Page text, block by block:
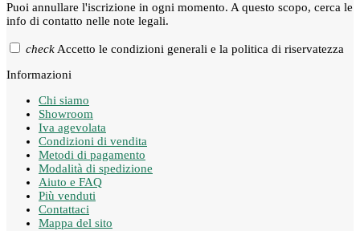
Puoi annullare l'iscrizione in ogni momento. A questo scopo, cerca le
info di contatto nelle note legali.
check Accetto le condizioni generali e la politica di riservatezza
Informazioni
Chi siamo
Showroom
Iva agevolata
Condizioni di vendita
Metodi di pagamento
Modalità di spedizione
Aiuto e FAQ
Più venduti
Contattaci
Mappa del sito